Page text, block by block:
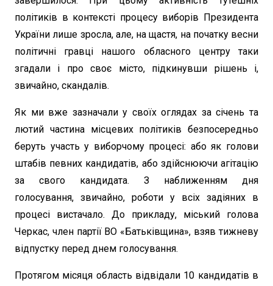
політиків в контексті процесу виборів Президента
України лише зросла, але, на щастя, на початку весни
політичні гравці нашого обласного центру таки
згадали і про своє місто, підкинувши рішень і,
звичайно, скандалів.
Як ми вже зазначали у своїх оглядах за січень та
лютий частина місцевих політиків безпосередньо
беруть участь у виборчому процесі: або як голови
штабів певних кандидатів, або здійснюючи агітацію
за свого кандидата. З наближенням дня
голосування, звичайно, роботи у всіх задіяних в
процесі вистачало. До прикладу, міський голова
Черкас, член партії ВО «Батьківщина», взяв тижневу
відпустку перед днем голосування.
Протягом місяця область відвідали 10 кандидатів в